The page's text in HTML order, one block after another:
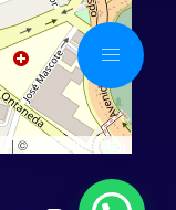
| © OpenStreetMap